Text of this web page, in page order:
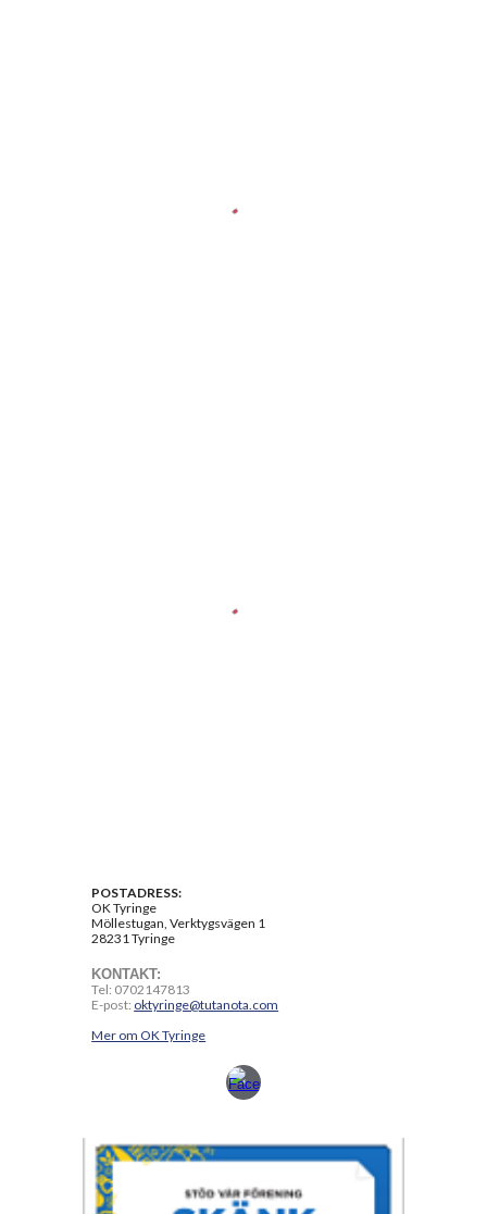
POSTADRESS:
OK Tyringe
Möllestugan, Verktygsvägen 1
28231 Tyringe
KONTAKT:
Tel: 0702147813
E-post: oktyringe@tutanota.com
Mer om OK Tyringe